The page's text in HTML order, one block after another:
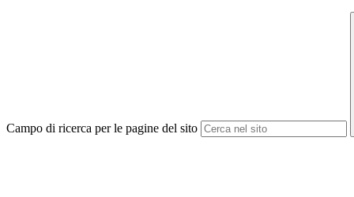
Campo di ricerca per le pagine del sito